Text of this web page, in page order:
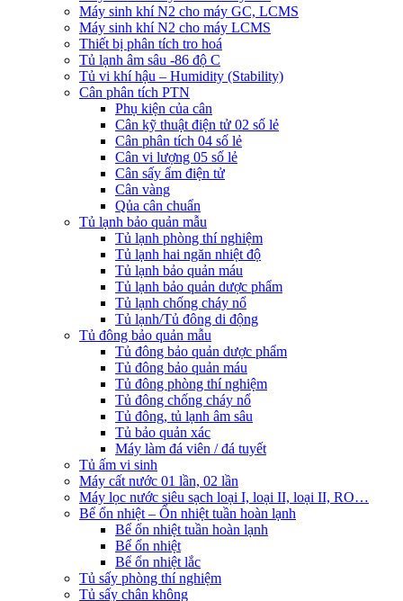
Máy sinh khí N2 cho máy GC, LCMS
Máy sinh khí N2 cho máy LCMS
Thiết bị phân tích tro hoá
Tủ lạnh âm sâu -86 độ C
Tủ vi khí hậu – Humidity (Stability)
Cân phân tích PTN
Phụ kiện của cân
Cân kỹ thuật điện tử 02 số lẻ
Cân phân tích 04 số lẻ
Cân vi lượng 05 số lẻ
Cân sấy ẩm điện tử
Cân vàng
Qủa cân chuẩn
Tủ lạnh bảo quản mẫu
Tủ lạnh phòng thí nghiệm
Tủ lạnh hai ngăn nhiệt độ
Tủ lạnh bảo quản máu
Tủ lạnh bảo quản dược phẩm
Tủ lạnh chống cháy nổ
Tủ lạnh/Tủ đông di động
Tủ đông bảo quản mẫu
Tủ đông bảo quản dược phẩm
Tủ đông bảo quản máu
Tủ đông phòng thí nghiệm
Tủ đông chống cháy nổ
Tủ đông, tủ lạnh âm sâu
Tủ bảo quản xác
Máy làm đá viên / đá tuyết
Tủ ấm vi sinh
Máy cất nước 01 lần, 02 lần
Máy lọc nước siêu sạch loại I, loại II, loại II, RO…
Bể ổn nhiệt – Ổn nhiệt tuần hoàn lạnh
Bể ổn nhiệt tuần hoàn lạnh
Bể ổn nhiệt
Bể ổn nhiệt lắc
Tủ sấy phòng thí nghiệm
Tủ sấy chân không